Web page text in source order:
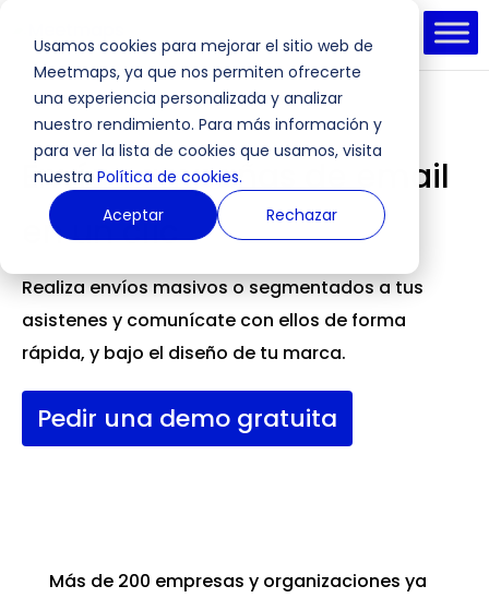
Usamos cookies para mejorar el sitio web de
Meetmaps, ya que nos permiten ofrecerte
una experiencia personalizada y analizar
nuestro rendimiento. Para más información y
para ver la lista de cookies que usamos, visita
nuestra Política de cookies.
Aceptar
Rechazar
Envía campañas de email
en un clic
Realiza envíos masivos o segmentados a tus
asistenes y comunícate con ellos de forma
rápida, y bajo el diseño de tu marca.
Pedir una demo gratuita
Más de 200 empresas y organizaciones ya